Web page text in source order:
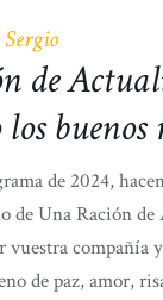
Sergio
de
buenos
de 2024,
de Una Ración
vuestra compañía
de paz, amor,